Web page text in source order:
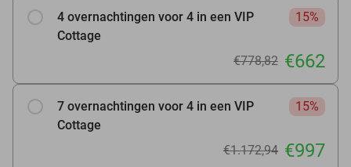
4 overnachtingen voor 4 in een VIP
Cottage
15%
€778,82 €662
7 overnachtingen voor 4 in een VIP
Cottage
15%
€1.172,94 €997